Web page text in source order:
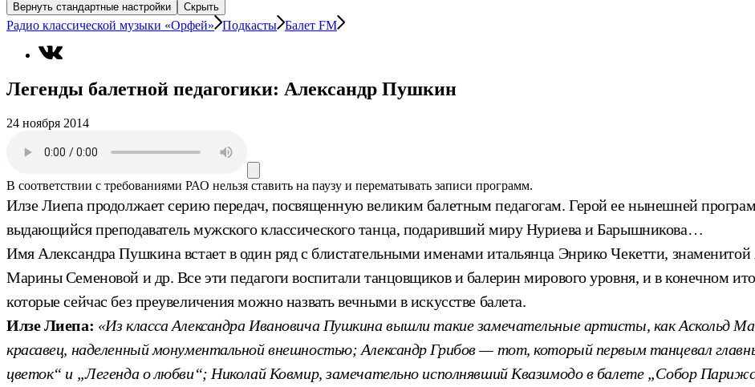
Вернуть стандартные настройки
Скрыть
Радио классической музыки «Орфей» Подкасты Балет FM
Легенды балетной педагогики: Александр Пушкин
24 ноября 2014
В соответствии с требованиями РАО нельзя ставить на паузу и перематывать записи программ.
Илзе Лиепа продолжает серию передач, посвященную великим балетным педагогам. Герой ее нынешней
выдающийся преподаватель мужского классического танца, подаривший миру Нуриева и Барышникова…
Имя Александра Пушкина встает в один ряд с блистательными именами итальянца Энрико Чекетти,
Марины Семеновой и др. Все эти педагоги воспитали танцовщиков и балерин мирового уровня, и в конечном
которые сейчас без преувеличения можно назвать вечными в искусстве балета.
Илзе Лиепа: «Из класса Александра Ивановича Пушкина вышли такие замечательные артисты, как Аскольд
красавец, наделенный монументальной внешностью; Александр Грибов — тот, который первым танцевал
цветок“ и „Легенда о любви“; Николай Ковмир, замечательно исполнявший Квазимодо в балете „Собор